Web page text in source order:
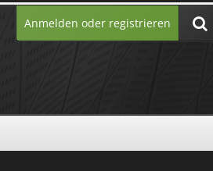
Anmelden oder registrieren